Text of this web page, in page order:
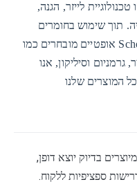
לייזר, הגנה,
תוך שימוש בחומרים
אופטיים מובחרים כמו Schott, CDGM, Ohara, Hoya, Corning,
גרמניום וסיליקון, אנו
בדיוק יוצא דופן,
ספציפיות ללקוח.